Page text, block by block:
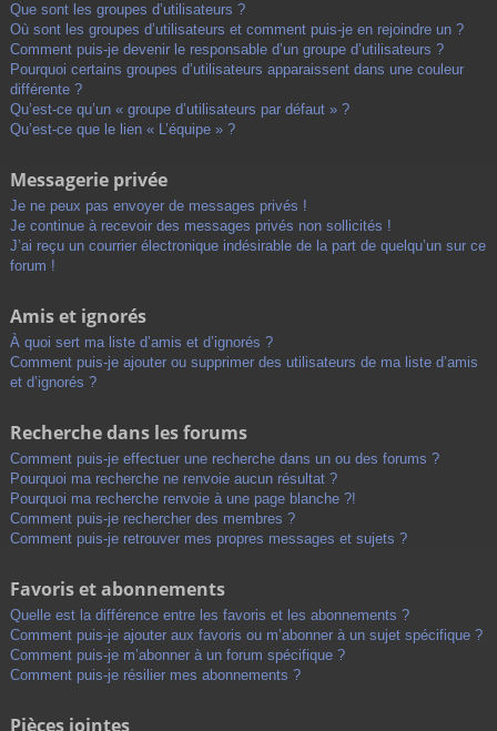
Que sont les groupes d’utilisateurs ?
Où sont les groupes d’utilisateurs et comment puis-je en rejoindre un ?
Comment puis-je devenir le responsable d’un groupe d’utilisateurs ?
Pourquoi certains groupes d’utilisateurs apparaissent dans une couleur
différente ?
Qu’est-ce qu’un « groupe d’utilisateurs par défaut » ?
Qu’est-ce que le lien « L’équipe » ?
Messagerie privée
Je ne peux pas envoyer de messages privés !
Je continue à recevoir des messages privés non sollicités !
J’ai reçu un courrier électronique indésirable de la part de quelqu’un sur ce
forum !
Amis et ignorés
À quoi sert ma liste d’amis et d’ignorés ?
Comment puis-je ajouter ou supprimer des utilisateurs de ma liste d’amis
et d’ignorés ?
Recherche dans les forums
Comment puis-je effectuer une recherche dans un ou des forums ?
Pourquoi ma recherche ne renvoie aucun résultat ?
Pourquoi ma recherche renvoie à une page blanche ?!
Comment puis-je rechercher des membres ?
Comment puis-je retrouver mes propres messages et sujets ?
Favoris et abonnements
Quelle est la différence entre les favoris et les abonnements ?
Comment puis-je ajouter aux favoris ou m’abonner à un sujet spécifique ?
Comment puis-je m’abonner à un forum spécifique ?
Comment puis-je résilier mes abonnements ?
Pièces jointes